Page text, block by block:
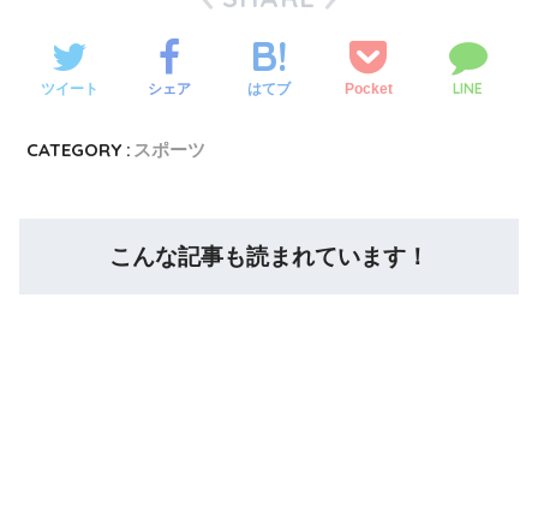
ツイート シェア はてブ Pocket LINE
CATEGORY : スポーツ
こんな記事も読まれています！